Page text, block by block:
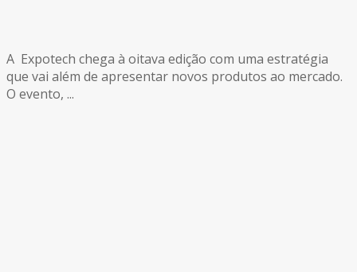
A Expotech chega à oitava edição com uma estratégia
que vai além de apresentar novos produtos ao mercado.
O evento, ...